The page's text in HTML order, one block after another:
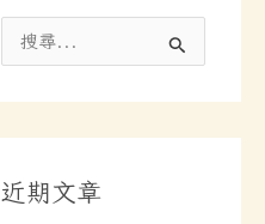
字
近期文章